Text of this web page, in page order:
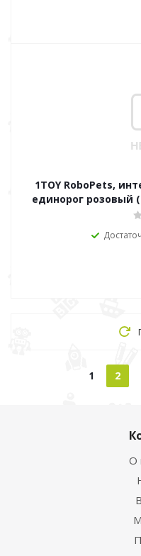
1TOY RoboPets, интерактивная игрушка Робо-
единорог розовый
1 2
О